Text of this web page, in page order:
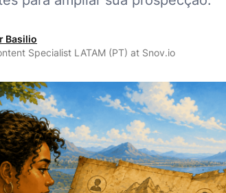
Basilio
Specialist LATAM (PT) at Snov.io